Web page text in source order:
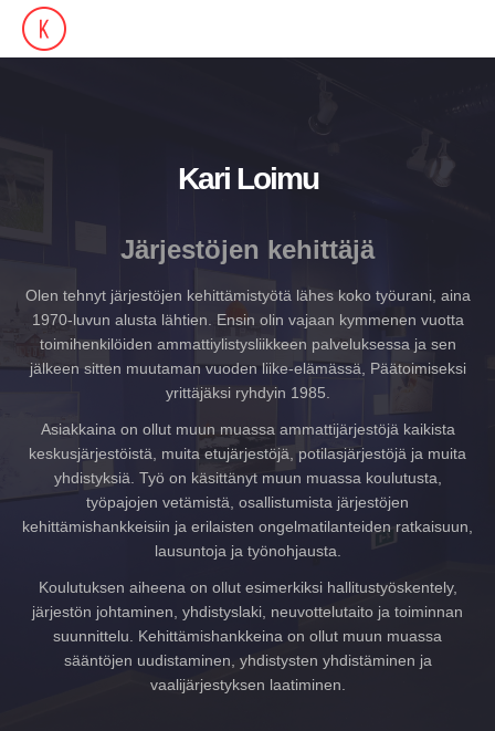
Kari Loimu
Järjestöjen kehittäjä
Olen tehnyt järjestöjen kehittämistyötä lähes koko työurani, aina
1970-luvun alusta lähtien. Ensin olin vajaan kymmenen vuotta
toimihenkilöiden ammattiylistysliikkeen palveluksessa ja sen
jälkeen sitten muutaman vuoden liike-elämässä, Päätoimiseksi
yrittäjäksi ryhdyin 1985.
Asiakkaina on ollut muun muassa ammattijärjestöjä kaikista
keskusjärjestöistä, muita etujärjestöjä, potilasjärjestöjä ja muita
yhdistyksiä. Työ on käsittänyt muun muassa koulutusta,
työpajojen vetämistä, osallistumista järjestöjen
kehittämishankkeisiin ja erilaisten ongelmatilanteiden ratkaisuun,
lausuntoja ja työnohjausta.
Koulutuksen aiheena on ollut esimerkiksi hallitustyöskentely,
järjestön johtaminen, yhdistyslaki, neuvottelutaito ja toiminnan
suunnittelu. Kehittämishankkeina on ollut muun muassa
sääntöjen uudistaminen, yhdistysten yhdistäminen ja
vaalijärjestyksen laatiminen.